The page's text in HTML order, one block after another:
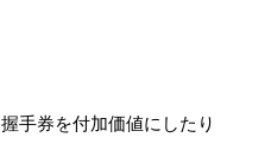
握手券を付加価値にしたり